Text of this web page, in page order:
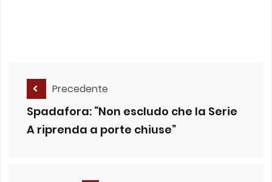
Precedente
Spadafora: “Non escludo che la Serie
A riprenda a porte chiuse”